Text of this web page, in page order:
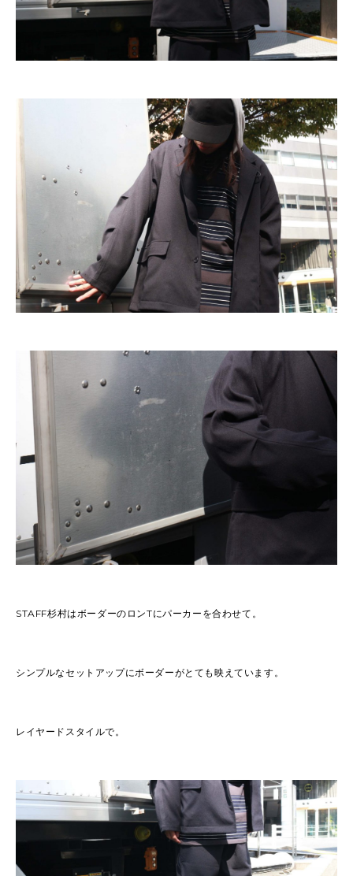
STAFF杉村はボーダーのロンTにパーカーを合わせて。
シンプルなセットアップにボーダーがとても映えています。
レイヤードスタイルで。